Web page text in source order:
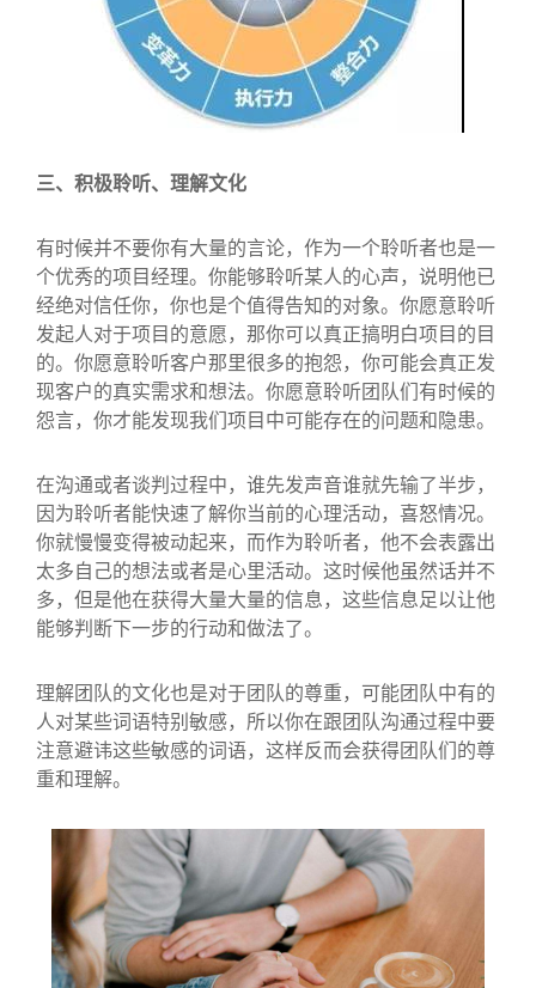
三、积极聆听、理解文化
有时候并不要你有大量的言论，作为一个聆听者也是一
个优秀的项目经理。你能够聆听某人的心声，说明他已
经绝对信任你，你也是个值得告知的对象。你愿意聆听
发起人对于项目的意愿，那你可以真正搞明白项目的目
的。你愿意聆听客户那里很多的抱怨，你可能会真正发
现客户的真实需求和想法。你愿意聆听团队们有时候的
怨言，你才能发现我们项目中可能存在的问题和隐患。
在沟通或者谈判过程中，谁先发声音谁就先输了半步，
因为聆听者能快速了解你当前的心理活动，喜怒情况。
你就慢慢变得被动起来，而作为聆听者，他不会表露出
太多自己的想法或者是心里活动。这时候他虽然话并不
多，但是他在获得大量大量的信息，这些信息足以让他
能够判断下一步的行动和做法了。
理解团队的文化也是对于团队的尊重，可能团队中有的
人对某些词语特别敏感，所以你在跟团队沟通过程中要
注意避讳这些敏感的词语，这样反而会获得团队们的尊
重和理解。